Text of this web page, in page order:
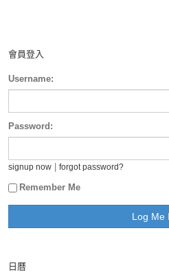
會員登入
Username:
Password:
signup now forgot password?
Remember Me
日曆